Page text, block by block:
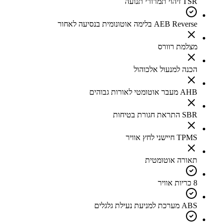
AEB Reverse בלימה אוטונומית בנסיעה לאחור
מצלמת רוורס
הכנה למנעול אלכוהול
AHB מעבר אוטומטי לאורות גבוהים
SBR התראת חגורת בטיחות
TPMS חיישני לחץ אוויר
תאורה אוטומטית
8 כריות אוויר
ABS מערכת למניעת נעילת גלגלים